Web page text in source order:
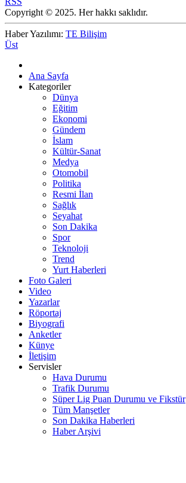
Copyright © 2025. Her hakkı saklıdır.
Haber Yazılımı: TE Bilişim
Üst
Ana Sayfa
Kategoriler
Dünya
Eğitim
Ekonomi
Gündem
İslam
Kültür-Sanat
Medya
Otomobil
Politika
Resmi İlan
Sağlık
Seyahat
Son Dakika
Spor
Teknoloji
Trend
Yurt Haberleri
Foto Galeri
Video
Yazarlar
Röportaj
Biyografi
Anketler
Künye
İletişim
Servisler
Hava Durumu
Trafik Durumu
Süper Lig Puan Durumu ve Fikstür
Tüm Manşetler
Son Dakika Haberleri
Haber Arşivi